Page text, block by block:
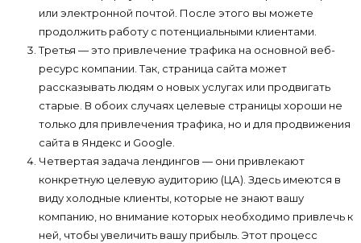
или электронной почтой. После этого вы можете
продолжить работу с потенциальными клиентами.
Третья — это привлечение трафика на основной веб-
ресурс компании. Так, страница сайта может
рассказывать людям о новых услугах или продвигать
старые. В обоих случаях целевые страницы хороши не
только для привлечения трафика, но и для продвижения
сайта в Яндекс и Google.
Четвертая задача лендингов — они привлекают
конкретную целевую аудиторию (ЦА). Здесь имеются в
виду холодные клиенты, которые не знают вашу
компанию, но внимание которых необходимо привлечь к
ней, чтобы увеличить вашу прибыль. Этот процесс